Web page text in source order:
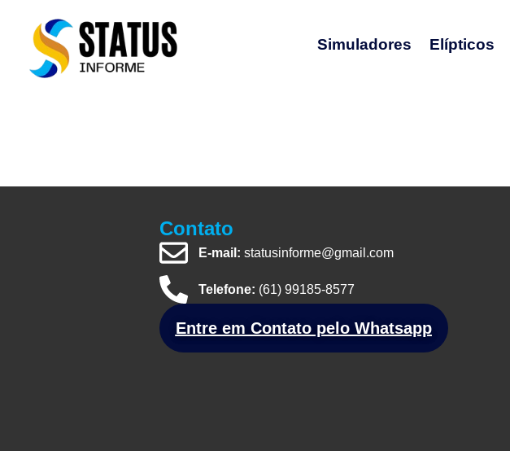
Simuladores Elípticos
Contato
E-mail: statusinforme@gmail.com
Telefone: (61) 99185-8577
Entre em Contato pelo Whatsapp